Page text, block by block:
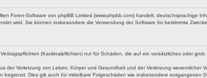
Foren-Software von phpBB Limited (www.phpbb.com) handelt; deutschsprachige
wird. Sie können insbesondere die Verwendung der Software für bestimmte
(Kardinalpflichten) nur für Schäden, die auf ein vorsätzliches oder
Verletzung von Leben, Körper und Gesundheit und der Verletzung wesentlicher
Dies gilt auch für mittelbare Folgeschäden wie insbesondere entgangenen